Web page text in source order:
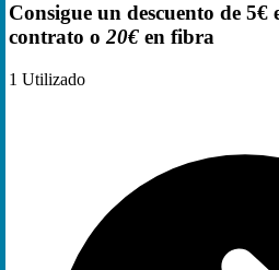
Consigue un descuento de 5€
contrato o20€ en fibra
1 Utilizado